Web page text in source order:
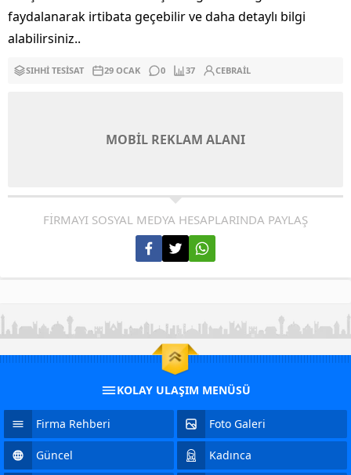
faydalanarak irtibata geçebilir ve daha detaylı bilgi
alabilirsiniz..
SIHHI TESISAT 29 OCAK 0 37 CEBRAIL
MOBİL REKLAM ALANI
FİRMAYI SOSYAL MEDYA HESAPLARINDA PAYLAŞ
KOLAY ULAŞIM MENÜSÜ
Firma Rehberi Foto Galeri
Güncel Kadınca